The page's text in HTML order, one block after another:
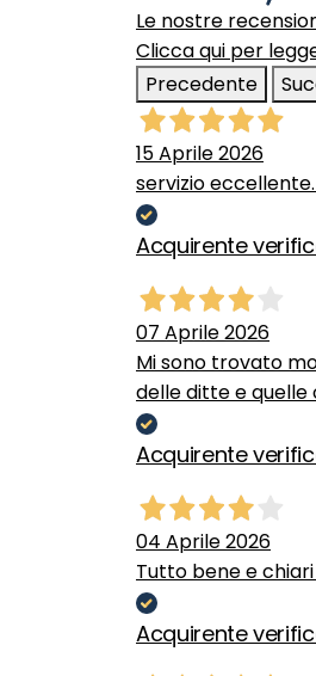
Le nostre
Clicca qui per
Precedente
15 Aprile 2026
servizio
Acquirente
07 Aprile 2026
Mi sono trovato
delle ditte e quelle
Acquirente
04 Aprile 2026
Tutto bene e
Acquirente